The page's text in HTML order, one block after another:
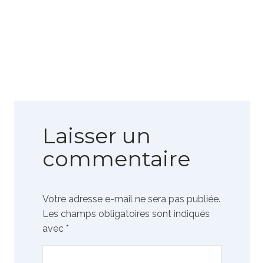
Laisser un
commentaire
Votre adresse e-mail ne sera pas publiée.
Les champs obligatoires sont indiqués
avec *